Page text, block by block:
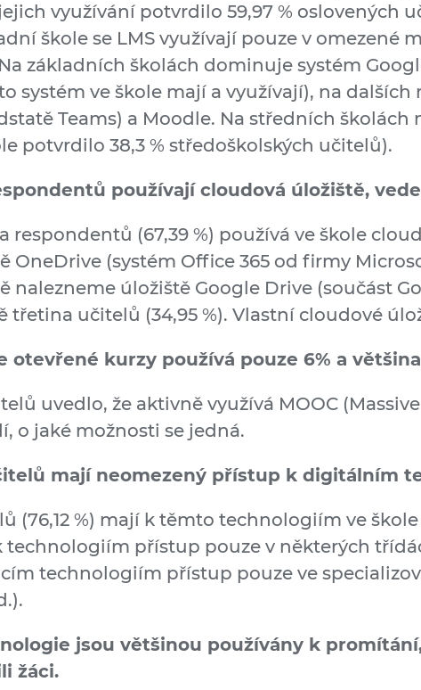
využívání potvrdilo 59,97 % oslovených
škole se LMS využívají pouze v
základních školách dominuje systém
systém ve škole mají a využívají), na
Teams) a Moodle. Na středních
potvrdilo 38,3 % středoškolských učitelů).
používají cloudová úložiště,
respondentů (67,39 %) používá ve škole
OneDrive (systém Office 365 od firmy
nalezneme úložiště Google Drive (součást
učitelů (34,95 %). Vlastní cloudové
otevřené kurzy používá pouze 6% a
uvedlo, že aktivně využívá MOOC
o jaké možnosti se jedná.
mají neomezený přístup k digitálním
(76,12 %) mají k těmto technologiím ve
technologiím přístup pouze v některých
technologiím přístup pouze ve
jsou většinou používány k
žáci.